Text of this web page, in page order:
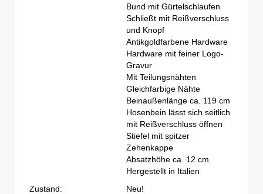
Bund mit Gürtelschlaufen
Schließt mit Reißverschluss
und Knopf
Antikgoldfarbene Hardware
Hardware mit feiner Logo-
Gravur
Mit Teilungsnähten
Gleichfarbige Nähte
Beinaußenlänge ca. 119 cm
Hosenbein lässt sich seitlich
mit Reißverschluss öffnen
Stiefel mit spitzer
Zehenkappe
Absatzhöhe ca. 12 cm
Hergestellt in Italien
Zustand:
Neu!